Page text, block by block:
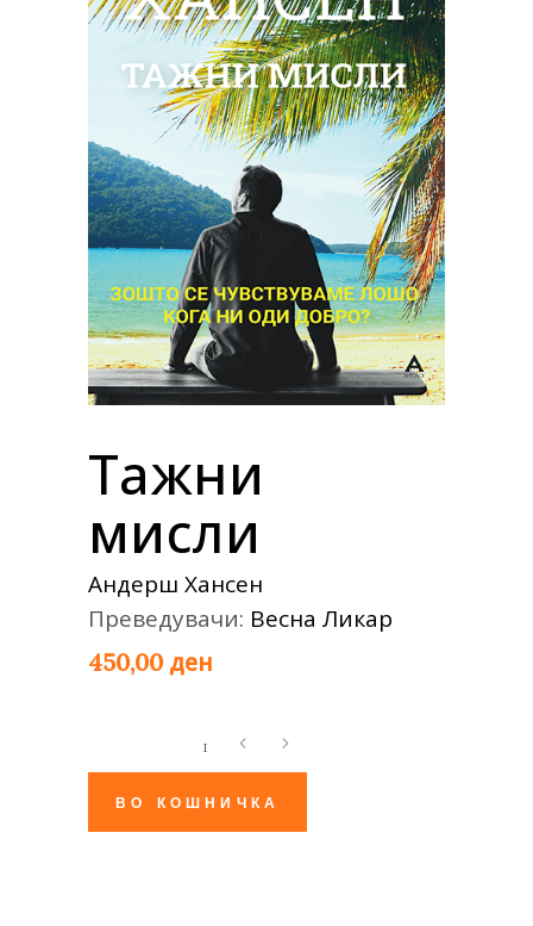
Тажни
мисли
Андерш Хансен
Преведувачи: Весна Ликар
450,00 ден
quantity
ВО КОШНИЧКА